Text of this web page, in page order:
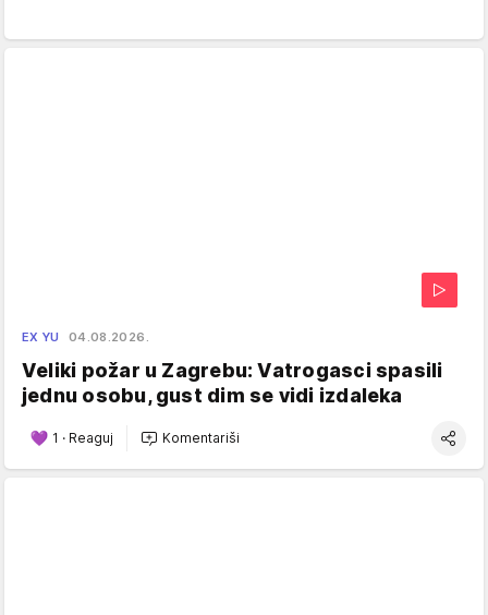
EX YU 04.08.2026.
Veliki požar u Zagrebu: Vatrogasci spasili
jednu osobu, gust dim se vidi izdaleka
1 · Reaguj Komentariši